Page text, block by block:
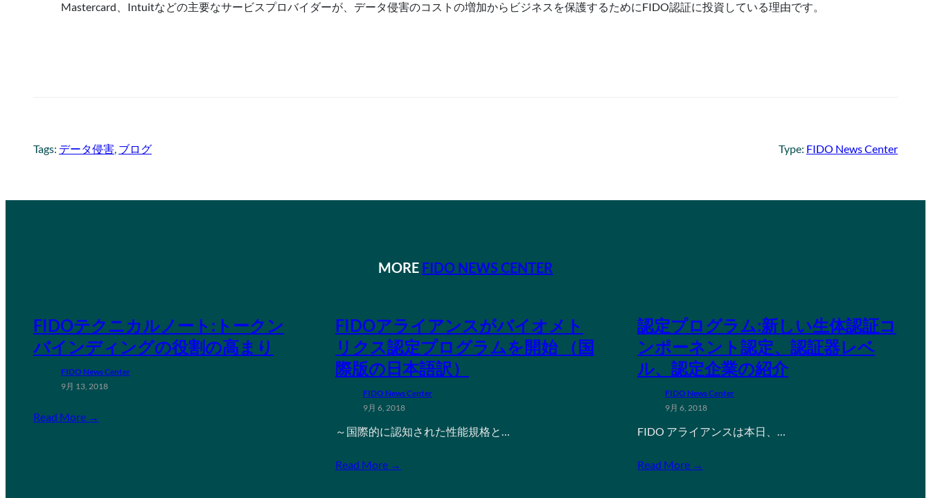
Mastercard、Intuitなどの主要なサービスプロバイダーが、データ侵害のコストの増加からビジネスを保護するためにFIDO認証に投資している理由です。
Tags: データ侵害, ブログ Type: FIDO News Center
MORE FIDO NEWS CENTER
FIDOテクニカルノート:トークン
バインディングの役割の高まり
FIDO News Center
9月 13, 2018
Read More →
FIDOアライアンスがバイオメト
リクス認定プログラムを開始 （国
際版の日本語訳）
FIDO News Center
9月 6, 2018
～国際的に認知された性能規格と…
Read More →
認定プログラム:新しい生体認証コ
ンポーネント認定、認証器レベ
ル、認定企業の紹介
FIDO News Center
9月 6, 2018
FIDO アライアンスは本日、…
Read More →